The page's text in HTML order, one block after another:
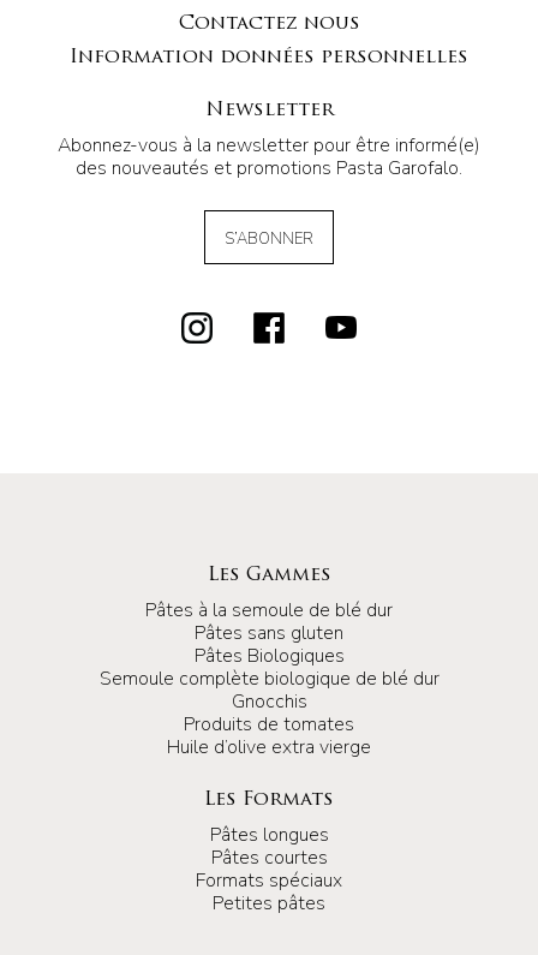
Contactez nous
Information données personnelles
Newsletter
Abonnez-vous à la newsletter pour être informé(e)
des nouveautés et promotions Pasta Garofalo.
S’ABONNER
Les Gammes
Pâtes à la semoule de blé dur
Pâtes sans gluten
Pâtes Biologiques
Semoule complète biologique de blé dur
Gnocchis
Produits de tomates
Huile d’olive extra vierge
Les Formats
Pâtes longues
Pâtes courtes
Formats spéciaux
Petites pâtes